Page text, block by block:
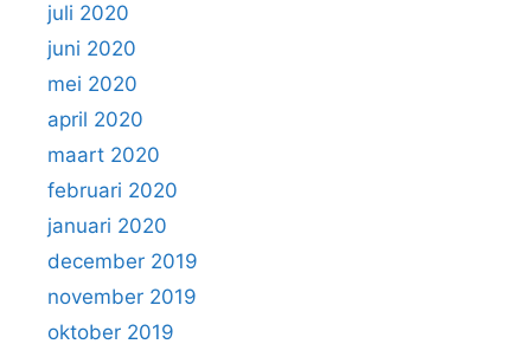
juli 2020
juni 2020
mei 2020
april 2020
maart 2020
februari 2020
januari 2020
december 2019
november 2019
oktober 2019